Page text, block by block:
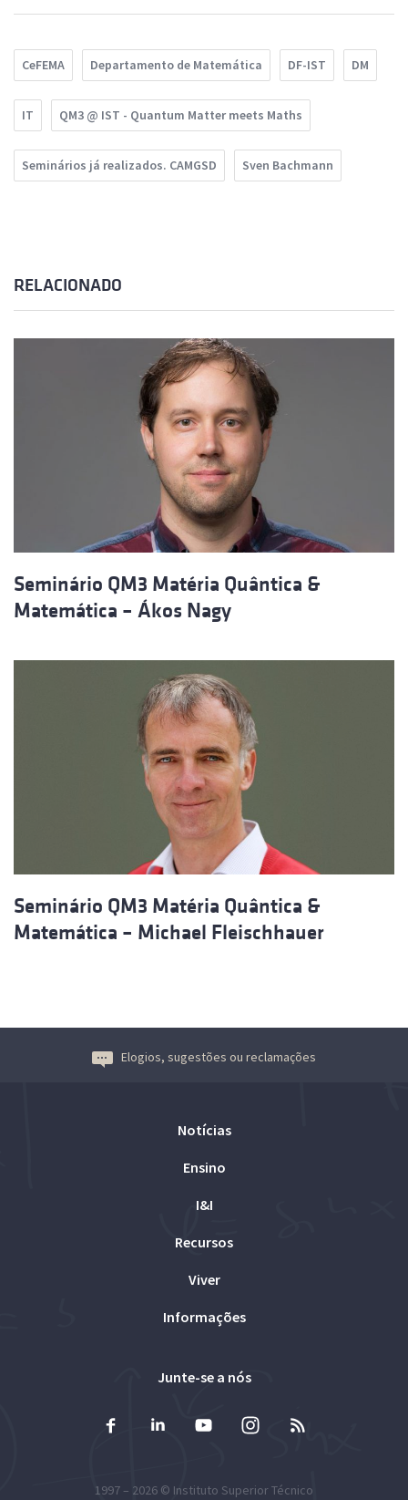
CeFEMA Departamento de Matemática DF-IST DM
IT QM3 @ IST - Quantum Matter meets Maths
Seminários já realizados. CAMGSD Sven Bachmann
RELACIONADO
Seminário QM3 Matéria Quântica &
Matemática – Ákos Nagy
Seminário QM3 Matéria Quântica &
Matemática – Michael Fleischhauer
Elogios, sugestões ou reclamações
Notícias
Ensino
I&I
Recursos
Viver
Informações
Junte-se a nós
1997 – 2026 © Instituto Superior Técnico